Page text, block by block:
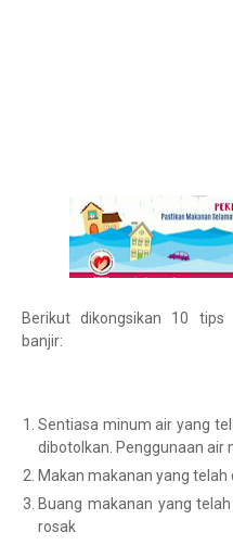
Berikut dikongsikan 10 tips
banjir:
Sentiasa minum air yang
dibotolkan. Penggunaan air
Makan makanan yang telah
Buang makanan yang
rosak